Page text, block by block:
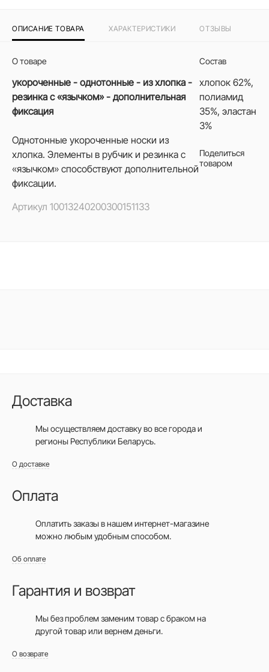
ОПИСАНИЕ ТОВАРА ХАРАКТЕРИСТИКИ ОТЗЫВЫ
О товаре
укороченные - однотонные - из хлопка -
резинка с «язычком» - дополнительная
фиксация
Однотонные укороченные носки из
хлопка. Элементы в рубчик и резинка с
«язычком» способствуют дополнительной
фиксации.
Артикул 10013240200300151133
Состав
хлопок 62%,
полиамид
35%, эластан
3%
Поделиться
товаром
Доставка
Мы осуществляем доставку во все городаи
регионы Республики Беларусь.
О доставке
Оплата
Оплатить заказы в нашем интернет-магазине
можно любым удобным способом.
Об оплате
Гарантия и возврат
Мы без проблем заменим товар с браком на
другой товар или вернем деньги.
О возврате